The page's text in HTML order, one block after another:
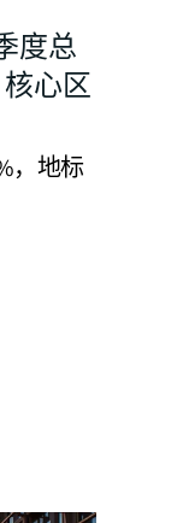
度总
心区
，地标